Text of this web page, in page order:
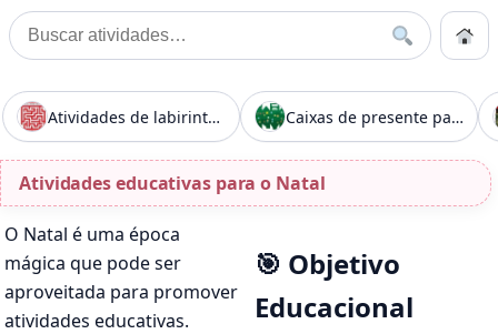
Pular para o conteúdo
Buscar por:
Buscar
Início
Atividades de labirinto para o Natal Caixas de presente para o Natal
Atividades educativas para o Natal
O Natal é uma época
mágica que pode ser
aproveitada para promover
atividades educativas.
🎯 Objetivo
Educacional